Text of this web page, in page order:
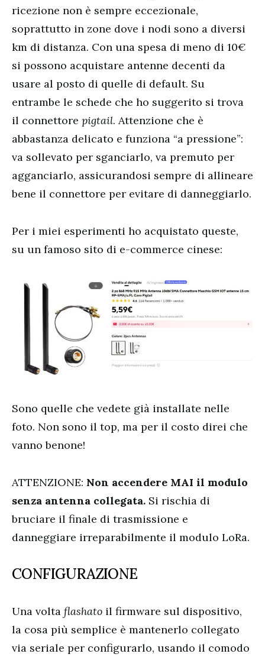
ricezione non è sempre eccezionale,
soprattutto in zone dove i nodi sono a diversi
km di distanza. Con una spesa di meno di 10€
si possono acquistare antenne decenti da
usare al posto di quelle di default. Su
entrambe le schede che ho suggerito si trova
il connettore pigtail. Attenzione che è
abbastanza delicato e funziona “a pressione”:
va sollevato per sganciarlo, va premuto per
agganciarlo, assicurandosi sempre di allineare
bene il connettore per evitare di danneggiarlo.
Per i miei esperimenti ho acquistato queste,
su un famoso sito di e-commerce cinese:
Sono quelle che vedete già installate nelle
foto. Non sono il top, ma per il costo direi che
vanno benone!
ATTENZIONE: Non accendere MAI il modulo
senza antenna collegata. Si rischia di
bruciare il finale di trasmissione e
danneggiare irreparabilmente il modulo LoRa.
CONFIGURAZIONE
Una volta flashato il firmware sul dispositivo,
la cosa più semplice è mantenerlo collegato
via seriale per configurarlo, usando il comodo